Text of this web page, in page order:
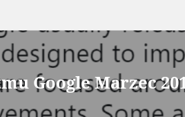
Google Marzec